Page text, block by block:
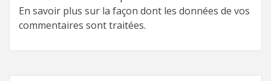
En savoir plus sur la façon dont les données de vos
commentaires sont traitées.